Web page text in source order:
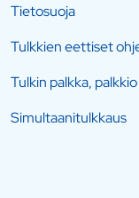
Tietosuoja
Tulkkien eettiset
Tulkin palkka,
Simultaanitulkkaus